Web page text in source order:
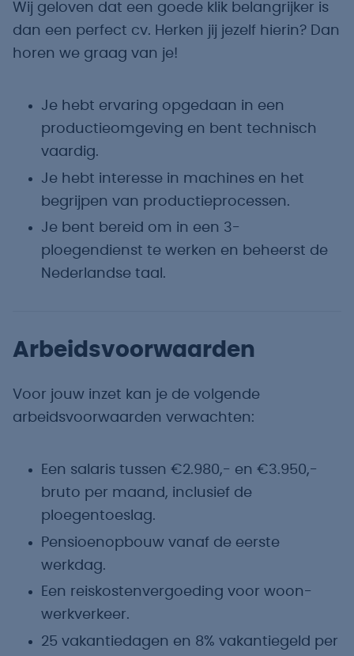
Wij geloven dat een goede klik belangrijker is
dan een perfect cv. Herken jij jezelf hierin? Dan
horen we graag van je!
Je hebt ervaring opgedaan in een
productieomgeving en bent technisch
vaardig.
Je hebt interesse in machines en het
begrijpen van productieprocessen.
Je bent bereid om in een 3-
ploegendienst te werken en beheerst de
Nederlandse taal.
Arbeidsvoorwaarden
Voor jouw inzet kan je de volgende
arbeidsvoorwaarden verwachten:
Een salaris tussen €2.980,- en €3.950,-
bruto per maand, inclusief de
ploegentoeslag.
Pensioenopbouw vanaf de eerste
werkdag.
Een reiskostenvergoeding voor woon-
werkverkeer.
25 vakantiedagen en 8% vakantiegeld per